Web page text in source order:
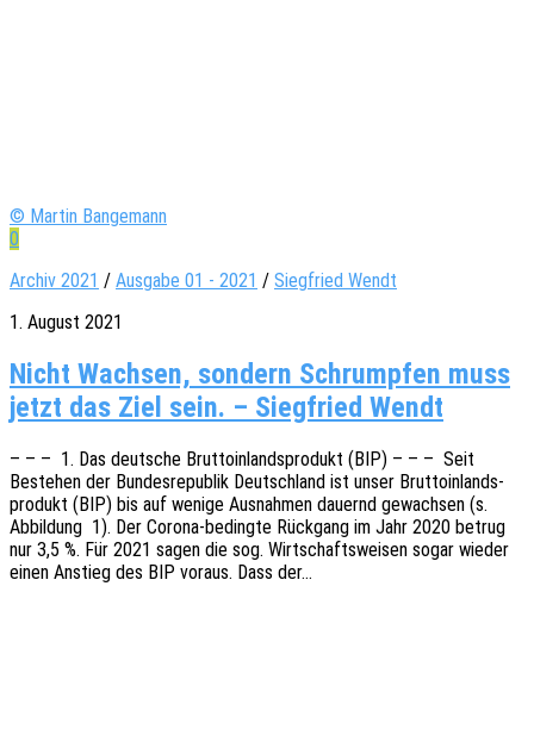
© Martin Bangemann
0
Archiv 2021 / Ausgabe 01 - 2021 / Siegfried Wendt
1. August 2021
Nicht Wachsen, sondern Schrumpfen muss
jetzt das Ziel sein. – Siegfried Wendt
– – – 1. Das deut­sche Brut­to­in­lands­pro­dukt (BIP) – – – Seit
Bestehen der Bundes­re­pu­blik Deutsch­land ist unser Brut­to­in­lands­
pro­dukt (BIP) bis auf wenige Ausnah­men dauernd gewach­sen (s.
Abbil­dung 1). Der Corona-bedin­g­­te Rück­gang im Jahr 2020 betrug
nur 3,5 %. Für 2021 sagen die sog. Wirt­schafts­wei­sen sogar wieder
einen Anstieg des BIP voraus. Dass der…